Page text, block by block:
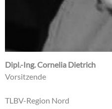
Dipl.-Ing. Cornelia Dietrich
Vorsitzende
TLBV-Region Nord